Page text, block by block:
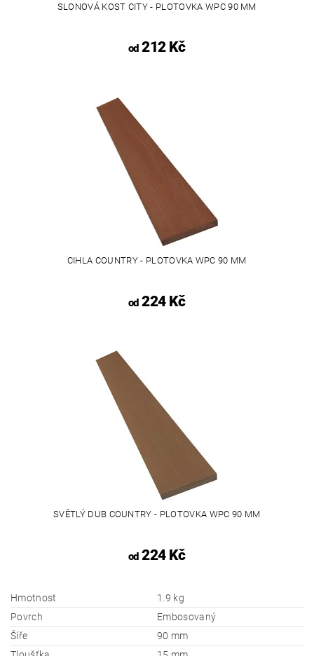
SLONOVÁ KOST CITY - PLOTOVKA WPC 90 MM
od212 Kč
CIHLA COUNTRY - PLOTOVKA WPC 90 MM
od224 Kč
SVĚTLÝ DUB COUNTRY - PLOTOVKA WPC 90 MM
od224 Kč
Hmotnost
1.9 kg
Povrch
Embosovaný
Šíře
90 mm